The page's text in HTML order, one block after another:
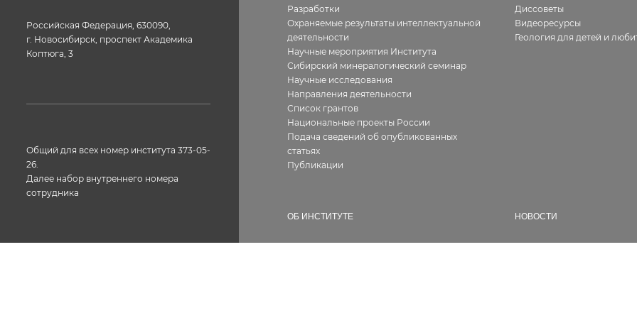
Российская Федерация, 630090,
г. Новосибирск, проспект Академика
Коптюга, 3
Общий для всех номер института 373-05-
26.
Далее набор внутреннего номера
сотрудника
Разработки
Охраняемые результаты интеллектуальной
деятельности
Научные мероприятия Института
Сибирский минералогический семинар
Научные исследования
Направления деятельности
Список грантов
Национальные проекты России
Подача сведений об опубликованных
статьях
Публикации
Диссоветы
Видеоресурсы
Геология для детей и
ОБ ИНСТИТУТЕ НОВОСТИ